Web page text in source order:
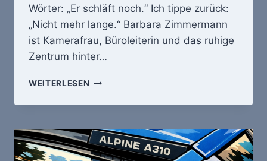
Wörter: „Er schläft noch.“ Ich tippe zurück:
„Nicht mehr lange.“ Barbara Zimmermann
ist Kamerafrau, Büroleiterin und das ruhige
Zentrum hinter…
WEITERLESEN BARBARA
WIE
ICH
MEINEN
MG